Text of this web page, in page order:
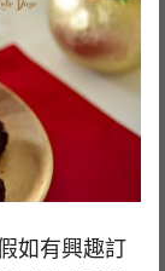
如有興趣訂